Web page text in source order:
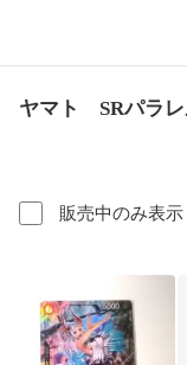
ヤマト SRパラレ
販売中のみ表示